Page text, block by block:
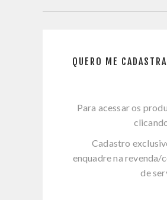
QUERO ME
Para acessar os
Cadastro
enquadre na
de